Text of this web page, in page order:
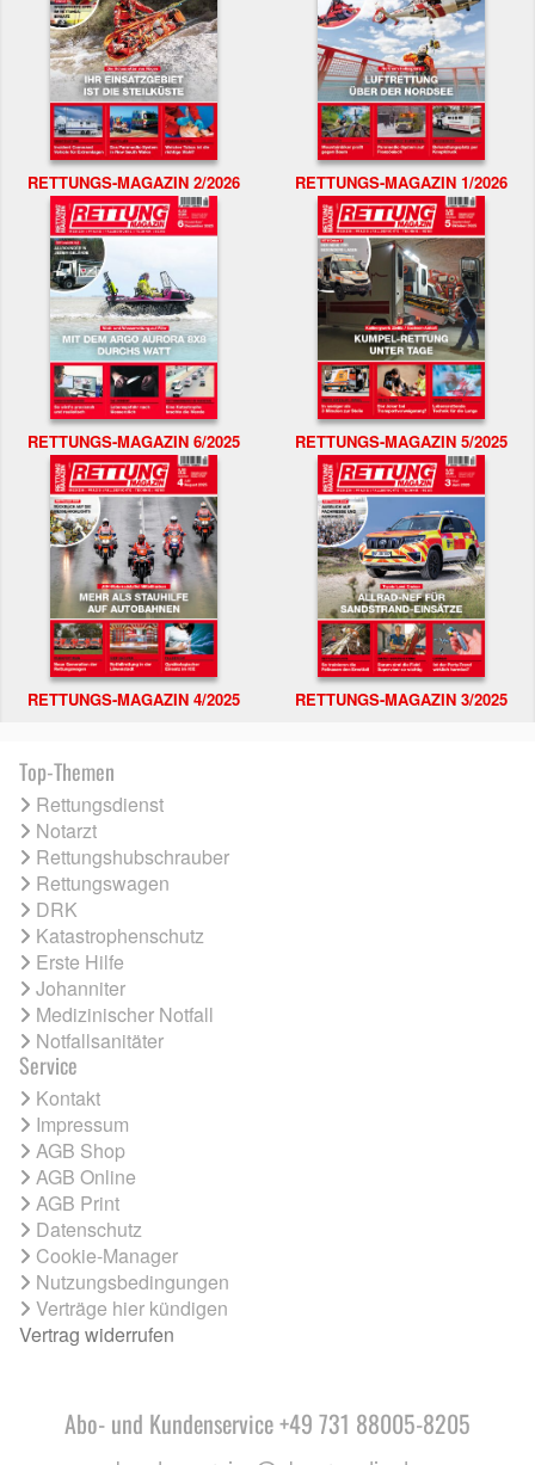
RETTUNGS-MAGAZIN 2/2026 RETTUNGS-MAGAZIN 1/2026
RETTUNGS-MAGAZIN 6/2025 RETTUNGS-MAGAZIN 5/2025
RETTUNGS-MAGAZIN 4/2025 RETTUNGS-MAGAZIN 3/2025
Top-Themen
Rettungsdienst
Notarzt
Rettungshubschrauber
Rettungswagen
DRK
Katastrophenschutz
Erste Hilfe
Johanniter
Medizinischer Notfall
Notfallsanitäter
Service
Kontakt
Impressum
AGB Shop
AGB Online
AGB Print
Datenschutz
Cookie-Manager
Nutzungsbedingungen
Verträge hier kündigen
Vertrag widerrufen
Abo- und Kundenservice +49 731 88005-8205